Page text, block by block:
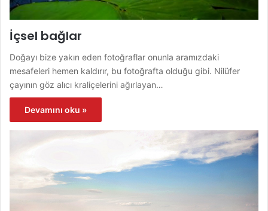
İçsel bağlar
Doğayı bize yakın eden fotoğraflar onunla aramızdaki
mesafeleri hemen kaldırır, bu fotoğrafta olduğu gibi. Nilüfer
çayının göz alıcı kraliçelerini ağırlayan…
Devamını oku »